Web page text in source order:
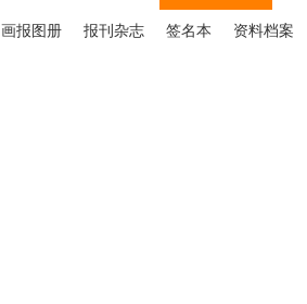
画报图册 报刊杂志 签名本 资料档案